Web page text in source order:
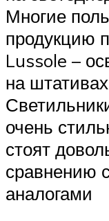
Многие
продукцию
Lussole –
на
очень
стоят
сравнению
аналогами